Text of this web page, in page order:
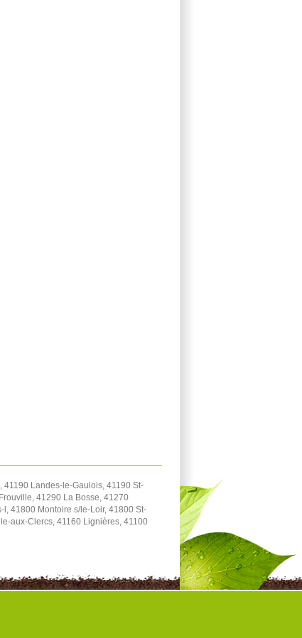
Landes-le-Gaulois, 41190 St-
41290 La Bosse, 41270
41800 Montoire s/le-Loir, 41800 St-
aux-Clercs, 41160 Lignières, 41100